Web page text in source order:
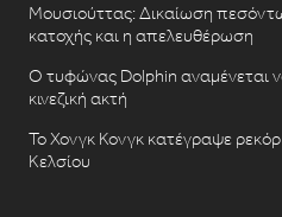
Μουσιούττας: Δικαίωση
κατοχής και η απελευθέρωση
Ο τυφώνας Dolphin αναμένεται
κινεζική ακτή
Το Χονγκ Κονγκ κατέγραψε
Κελσίου